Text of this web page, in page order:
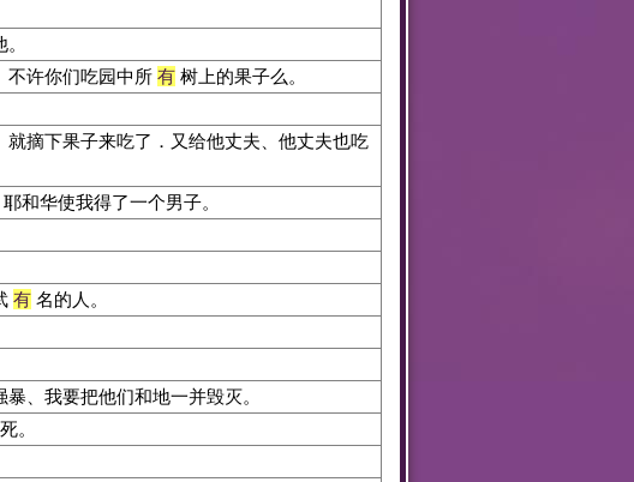
许你们吃园中所 有 树上的果子么。
就摘下果子来吃了．又给他丈夫、他丈夫也吃
和华使我得了一个男子。
有 名的人。
、我要把他们和地一并毁灭。
。